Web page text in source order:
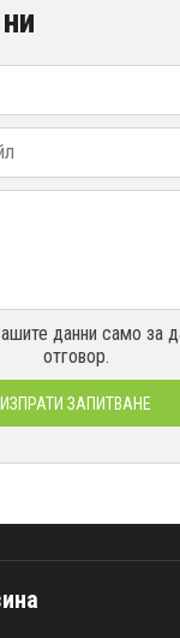
данни само за
отговор.
ИЗПРАТИ ЗАПИТВАНЕ